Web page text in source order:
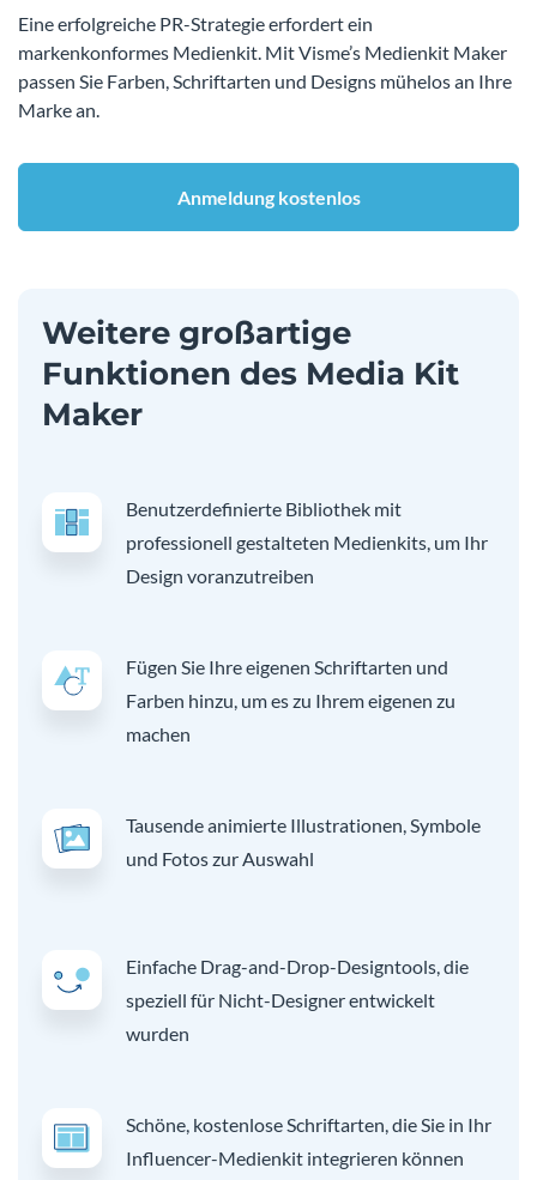
Eine erfolgreiche PR-Strategie erfordert ein
markenkonformes Medienkit. Mit Visme’s Medienkit Maker
passen Sie Farben, Schriftarten und Designs mühelos an Ihre
Marke an.
Anmeldung kostenlos
Weitere großartige
Funktionen des Media Kit
Maker
Benutzerdefinierte Bibliothek mit
professionell gestalteten Medienkits, um Ihr
Design voranzutreiben
Fügen Sie Ihre eigenen Schriftarten und
Farben hinzu, um es zu Ihrem eigenen zu
machen
Tausende animierte Illustrationen, Symbole
und Fotos zur Auswahl
Einfache Drag-and-Drop-Designtools, die
speziell für Nicht-Designer entwickelt
wurden
Schöne, kostenlose Schriftarten, die Sie in Ihr
Influencer-Medienkit integrieren können